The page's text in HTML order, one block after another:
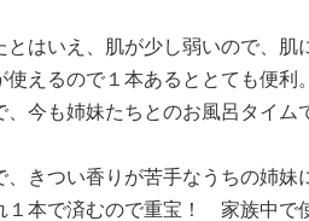
とはいえ、肌が少し弱いので、
使えるので１本あるととても便
、今も姉妹たちとのお風呂タイム
、きつい香りが苦手なうちの姉
１本で済むので重宝！ 家族中で